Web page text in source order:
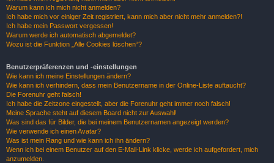
Warum kann ich mich nicht anmelden?
Ich habe mich vor einiger Zeit registriert, kann mich aber nicht mehr anmelden?!
Ich habe mein Passwort vergessen!
Warum werde ich automatisch abgemeldet?
Wozu ist die Funktion „Alle Cookies löschen“?
Benutzerpräferenzen und -einstellungen
Wie kann ich meine Einstellungen ändern?
Wie kann ich verhindern, dass mein Benutzername in der Online-Liste auftaucht?
Die Forenuhr geht falsch!
Ich habe die Zeitzone eingestellt, aber die Forenuhr geht immer noch falsch!
Meine Sprache steht auf diesem Board nicht zur Auswahl!
Was sind das für Bilder, die bei meinem Benutzernamen angezeigt werden?
Wie verwende ich einen Avatar?
Was ist mein Rang und wie kann ich ihn ändern?
Wenn ich bei einem Benutzer auf den E-Mail-Link klicke, werde ich aufgefordert, mich
anzumelden.